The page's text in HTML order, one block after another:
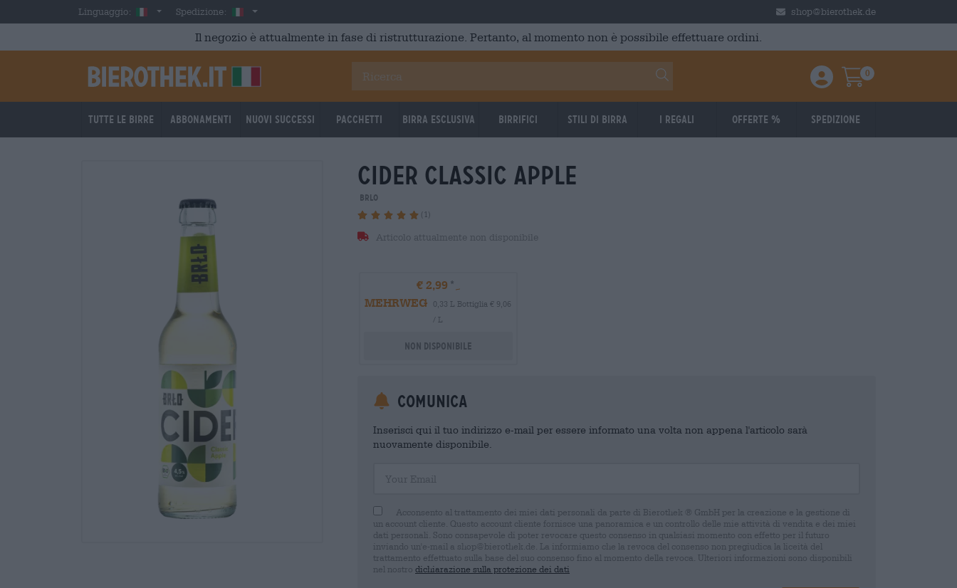
Skip to main contentLinguaggio: ItalianSpedizione: Italia shop@bierothek.de
Il negozio è attualmente in fase di ristrutturazione. Pertanto, al momento non è possibile effettuare ordini.
Einloggen / Anmelden
Warenkorb
0
Tutte le birre Abbonamenti Nuovi successi Pacchetti Birra Esclusiva Birrifici Stili di birra I regali Offerte % Spedizione
cider classic apple
BRLO
(1)
Articolo attualmente non disponibile
€ 2,99
MEHRWEG
0,33 L Bottiglia € 9,06
/ L
Non disponibile
Comunica
Inserisci qui il tuo indirizzo e-mail per essere informato una volta non appena l'articolo sarà
nuovamente disponibile.
Acconsento al trattamento dei miei dati personali da parte di Bierothek ® GmbH per la creazione e la gestione di
un account cliente. Questo account cliente fornisce una panoramica e un controllo delle mie attività di vendita e dei miei
dati personali. Sono consapevole di poter revocare questo consenso in qualsiasi momento con effetto per il futuro
inviando un'e-mail a shop@bierothek.de. La informiamo che la revoca del consenso non pregiudica la liceità del
trattamento effettuato sulla base del suo consenso fino al momento della revoca. Ulteriori informazioni sono disponibili
nel nostro dichiarazione sulla protezione dei dati